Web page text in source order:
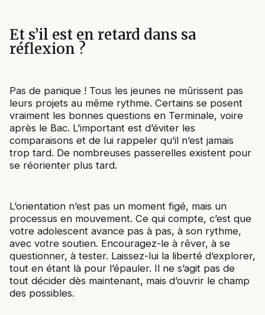
Et s’il est en retard dans sa
réflexion ?
Pas de panique ! Tous les jeunes ne mûrissent pas
leurs projets au même rythme. Certains se posent
vraiment les bonnes questions en Terminale, voire
après le Bac. L’important est d’éviter les
comparaisons et de lui rappeler qu’il n’est jamais
trop tard. De nombreuses passerelles existent pour
se réorienter plus tard.
L’orientation n’est pas un moment figé, mais un
processus en mouvement. Ce qui compte, c’est que
votre adolescent avance pas à pas, à son rythme,
avec votre soutien. Encouragez-le à rêver, à se
questionner, à tester. Laissez-lui la liberté d’explorer,
tout en étant là pour l’épauler. Il ne s’agit pas de
tout décider dès maintenant, mais d’ouvrir le champ
des possibles.